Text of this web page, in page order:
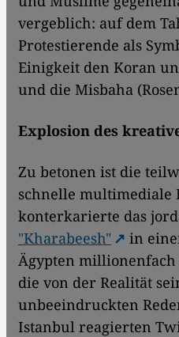
vergeblich: auf dem
Protestierende als
Einigkeit den Koran
und die Misbaha
Explosion des
Zu betonen ist die
schnelle multimediale
konterkarierte das
"Kharabeesh"
in
Ägypten
die von der Realität
unbeeindruckten
Istanbul reagierten